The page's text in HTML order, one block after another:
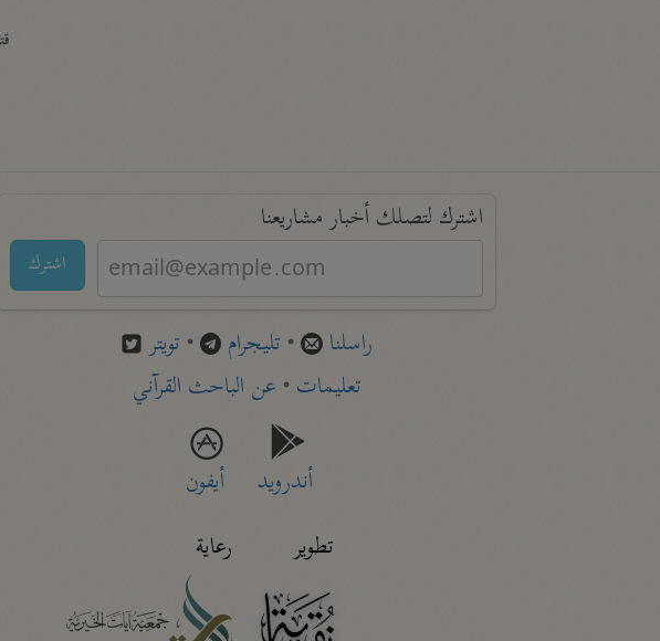
اشترك لتصلك أخبار مشاريعنا
اشترك
راسلنا • تليجرام • تويتر
تعليمات• عن الباحث القرآني
أندرويد
أيفون
تطوير
رعاية